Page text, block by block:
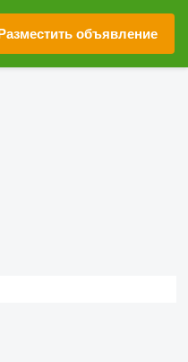
объявление